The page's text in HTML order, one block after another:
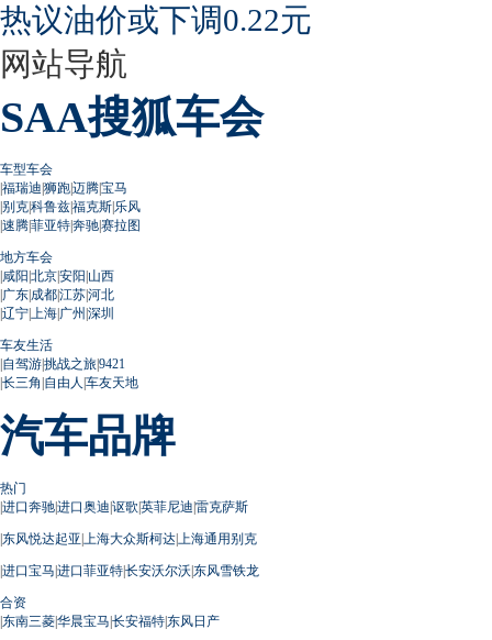
热议油价或下调0.22元
网站导航
SAA搜狐车会
车型车会
|福瑞迪|狮跑|迈腾|宝马
|别克|科鲁兹|福克斯|乐风
|速腾|菲亚特|奔驰|赛拉图
地方车会
|咸阳|北京|安阳|山西
|广东|成都|江苏|河北
|辽宁| 上海|广州 |深圳
车友生活
|自驾游|挑战之旅|9421
|长三角 |自由人 |车友天地
汽车品牌
热门
|进口奔驰|进口奥迪|讴歌|英菲尼迪|雷克萨斯
|东风悦达起亚| 上海大众斯柯达| 上海通用别克
|进口宝马|进口菲亚特|长安沃尔沃|东风雪铁龙
合资
|东南三菱|华晨宝马|长安福特|东风日产